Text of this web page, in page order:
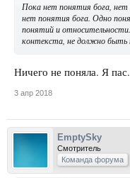
Пока нет понятия бога, нет
нет понятия бога. Одно
понятий и
контекста, не должно быть
Ничего не поняла. Я пас.
3 апр 2018
EmptySky
Смотритель
Команда форума